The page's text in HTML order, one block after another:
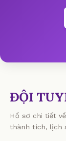
ĐỘI
Hồ sơ chi tiết
thành tích, lịch